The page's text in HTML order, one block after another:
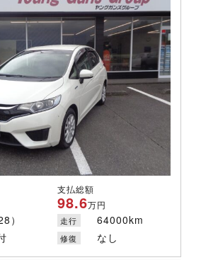
支払総額
98.6万円
） 走行 64000km
修復 なし